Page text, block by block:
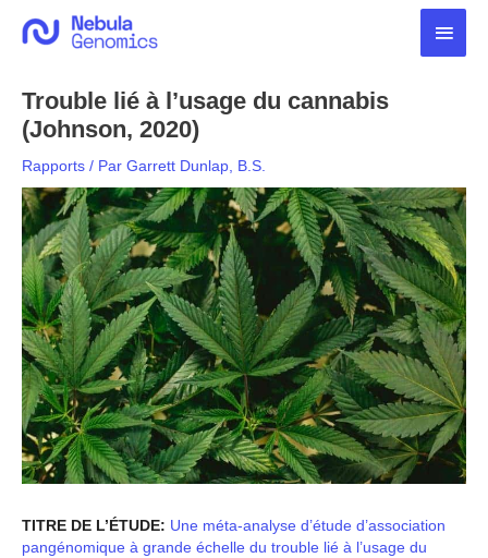
Trouble lié à l’usage du cannabis
(Johnson, 2020)
Rapports / Par Garrett Dunlap, B.S.
TITRE DE L’ÉTUDE: Une méta-analyse d’étude d’association
pangénomique à grande échelle du trouble lié à l’usage du